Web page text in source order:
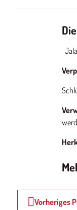
Vorheriges